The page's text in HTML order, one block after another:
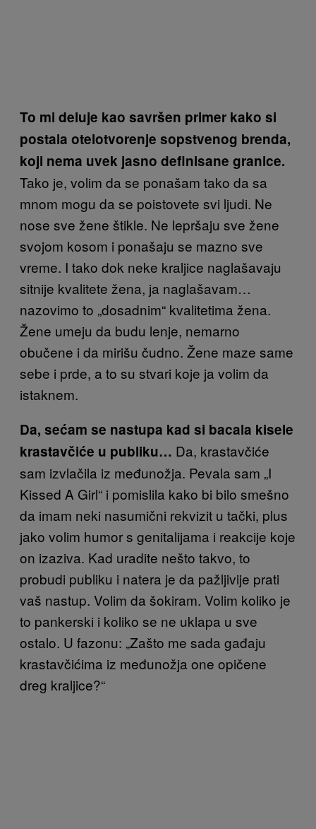
To mi deluje kao savršen primer kako si
postala otelotvorenje sopstvenog brenda,
koji nema uvek jasno definisane granice.
Tako je, volim da se ponašam tako da sa
mnom mogu da se poistovete svi ljudi. Ne
nose sve žene štikle. Ne lepršaju sve žene
svojom kosom i ponašaju se mazno sve
vreme. I tako dok neke kraljice naglašavaju
sitnije kvalitete žena, ja naglašavam…
nazovimo to „dosadnim“ kvalitetima žena.
Žene umeju da budu lenje, nemarno
obučene i da mirišu čudno. Žene maze same
sebe i prde, a to su stvari koje ja volim da
istaknem.
Da, sećam se nastupa kad si bacala kisele
krastavčiće u publiku… Da, krastavčiće
sam izvlačila iz međunožja. Pevala sam „I
Kissed A Girl“ i pomislila kako bi bilo smešno
da imam neki nasumični rekvizit u tački, plus
jako volim humor s genitalijama i reakcije koje
on izaziva. Kad uradite nešto takvo, to
probudi publiku i natera je da pažljivije prati
vaš nastup. Volim da šokiram. Volim koliko je
to pankerski i koliko se ne uklapa u sve
ostalo. U fazonu: „Zašto me sada gađaju
krastavčićima iz međunožja one opičene
dreg kraljice?“